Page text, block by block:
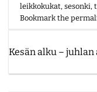
leikkokukat,sesonki,
Bookmark the
Kesän alku – juhlan